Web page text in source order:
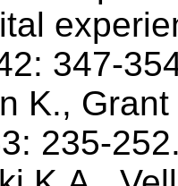
347-
K.,
235-